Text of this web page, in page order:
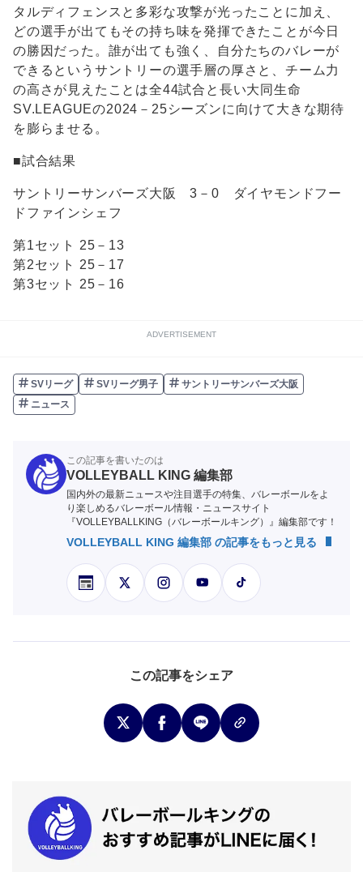
タルディフェンスと多彩な攻撃が光ったことに加え、
どの選手が出てもその持ち味を発揮できたことが今日
の勝因だった。誰が出ても強く、自分たちのバレーが
できるというサントリーの選手層の厚さと、チーム力
の高さが見えたことは全44試合と長い大同生命
SV.LEAGUEの2024－25シーズンに向けて大きな期待
を膨らませる。
■試合結果
サントリーサンバーズ大阪 3－0 ダイヤモンドフー
ドファインシェフ
第1セット 25－13
第2セット 25－17
第3セット 25－16
ADVERTISEMENT
SVリーグ SVリーグ男子
サントリーサンバーズ大阪
ニュース
この記事を書いたのは
VOLLEYBALL KING 編集部
国内外の最新ニュースや注目選手の特集、バレーボールをよ
り楽しめるバレーボール情報・ニュースサイト
『VOLLEYBALLKING（バレーボールキング）』編集部です！
VOLLEYBALL KING 編集部 の記事をもっと見る
この記事をシェア